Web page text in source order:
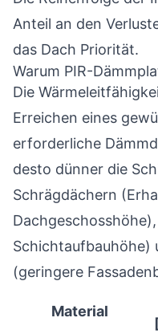
Anteil an den
das Dach Priorität.
Warum PIR-
Die
Erreichen eines
erforderliche
desto dünner die
Schrägdächern
Schichtaufbauhöhe)
(geringere
Material